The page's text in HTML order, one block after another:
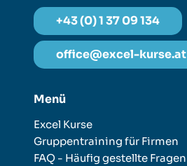
+43 (0) 1 37 09 134
office@excel-kurse.at
Menü
Excel Kurse
Gruppentraining für Firmen
FAQ - Häufig gestellte Fragen